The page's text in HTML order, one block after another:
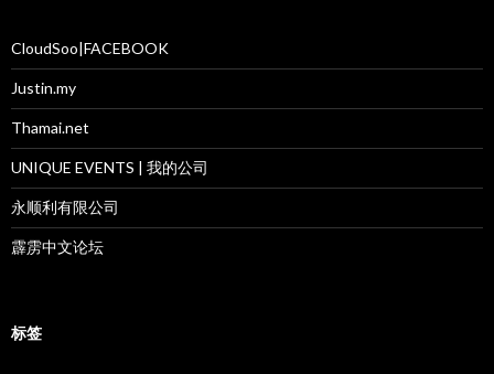
CloudSoo|FACEBOOK
Justin.my
Thamai.net
UNIQUE EVENTS | 我的公司
永顺利有限公司
霹雳中文论坛
标签